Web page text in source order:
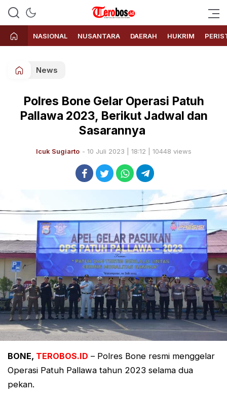
Terobos.id – Kabar terkini dari
Indonesia
Media siber yang menyajikan
berita terbaru dan kabar terkini
dari Indonesia untuk dunia
NASIONAL NUSANTARA DAERAH HUKRIM
News
Polres Bone Gelar Operasi Patuh
Pallawa 2023, Berikut Jadwal dan
Sasarannya
Icuk Sugiarto - 10 Juli 2023 | 18:12 | 10448 views
BONE, TEROBOS.ID – Polres Bone resmi menggelar
Operasi Patuh Pallawa tahun 2023 selama dua
pekan.